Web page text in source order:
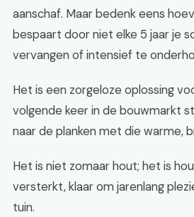
aanschaf. Maar bedenk eens
bespaart door niet elke 5 jaar je
vervangen of intensief te
Het is een zorgeloze oplossing
volgende keer in de bouwmarkt
naar de planken met die warme,
Het is niet zomaar hout; het is
versterkt, klaar om jarenlang
tuin.